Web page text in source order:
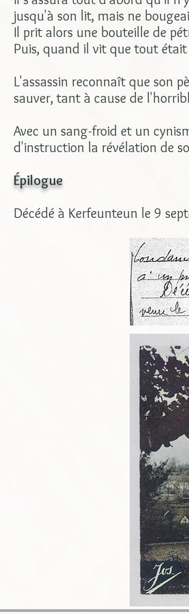
jusqu'à son lit, mais ne
Il prit alors une bouteille de
Puis, quand il vit que tout
L'assassin reconnaît que son
sauver, tant à cause de
Avec un sang-froid et un
d'instruction la révélation de
Épilogue
Décédé à Kerfeunteun le 9